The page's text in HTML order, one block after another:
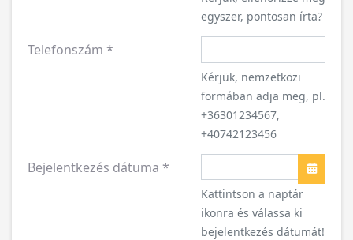
egyszer, pontosan írta?
Telefonszám *
Kérjük, nemzetközi
formában adja meg, pl.
+36301234567,
+40742123456
Bejelentkezés dátuma *
Naptár
Kattintson a naptár
ikonra és válassa ki
bejelentkezés dátumát!